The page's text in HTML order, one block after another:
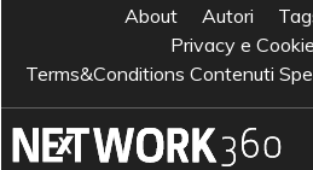
About Autori
Privacy e
Terms&Conditions Contenuti